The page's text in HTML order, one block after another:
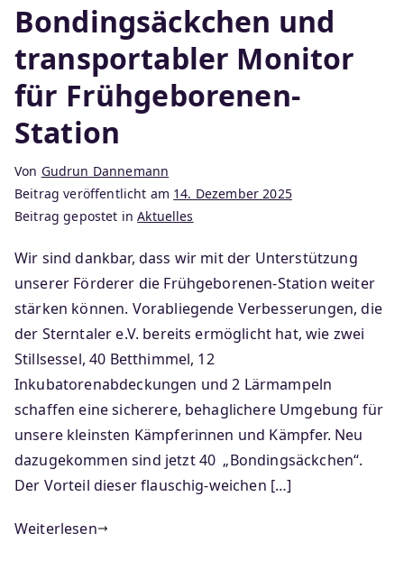
Bondingsäckchen und
transportabler Monitor
für Frühgeborenen-
Station
Von Gudrun Dannemann
Beitrag veröffentlicht am 14. Dezember 2025
Beitrag gepostet inAktuelles
Wir sind dankbar, dass wir mit der Unterstützung
unserer Förderer die Frühgeborenen-Station weiter
stärken können. Vorabliegende Verbesserungen, die
der Sterntaler e.V. bereits ermöglicht hat, wie zwei
Stillsessel, 40 Betthimmel, 12
Inkubatorenabdeckungen und 2 Lärmampeln
schaffen eine sicherere, behaglichere Umgebung für
unsere kleinsten Kämpferinnen und Kämpfer. Neu
dazugekommen sind jetzt 40 „Bondingsäckchen“.
Der Vorteil dieser flauschig-weichen […]
Weiterlesen